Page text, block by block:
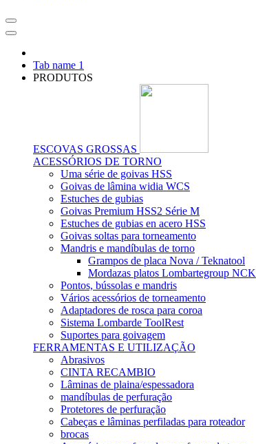
Tab name 1
PRODUTOS
ESCOVAS GROSSAS
ACESSÓRIOS DE TORNO
Uma série de goivas HSS
Goivas de lâmina widia WCS
Estuches de gubias
Goivas Premium HSS2 Série M
Estuches de gubias en acero HSS
Goivas soltas para torneamento
Mandris e mandíbulas de torno
Grampos de placa Nova / Teknatool
Mordazas platos Lombartegroup NCK
Pontos, bússolas e mandris
Vários acessórios de torneamento
Adaptadores de rosca para coroa
Sistema Lombarde ToolRest
Suportes para goivagem
FERRAMENTAS E UTILIZAÇÃO
Abrasivos
CINTA RECAMBIO
Lâminas de plaina/espessadora
mandíbulas de perfuração
Protetores de perfuração
Cabeças e lâminas perfiladas para roteador
brocas